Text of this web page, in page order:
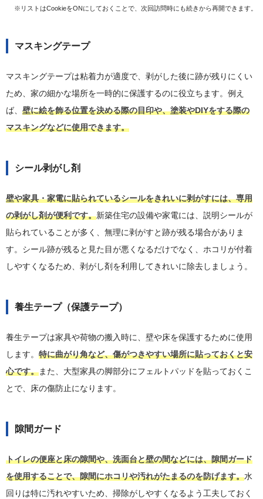
※リストはCookieをONにしておくことで、次回訪問時にも続きから再開できます。
マスキングテープ
マスキングテープは粘着力が適度で、剥がした後に跡が残りにくい
ため、家の細かな場所を一時的に保護するのに役立ちます。例え
ば、 壁に絵を飾る位置を決める際の目印や、塗装やDIYをする際の
マスキングなどに使用できます。
シール剥がし剤
壁や家具・家電に貼られているシールをきれいに剥がすには、専用
の剥がし剤が便利です。新築住宅の設備や家電には、説明シールが
貼られていることが多く、無理に剥がすと跡が残る場合がありま
す。シール跡が残ると見た目が悪くなるだけでなく、ホコリが付着
しやすくなるため、剥がし剤を利用してきれいに除去しましょう。
養生テープ（保護テープ）
養生テープは家具や荷物の搬入時に、壁や床を保護するために使用
します。 特に曲がり角など、傷がつきやすい場所に貼っておくと安
心です。また、大型家具の脚部分にフェルトパッドを貼っておくこ
とで、床の傷防止になります。
隙間ガード
トイレの便座と床の隙間や、洗面台と壁の間などには、隙間ガード
を使用することで、隙間にホコリや汚れがたまるのを防げます。水
回りは特に汚れやすいため、掃除がしやすくなるよう工夫しておく